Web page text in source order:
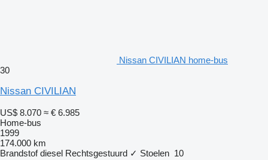
Nissan CIVILIAN home-bus
30
Nissan CIVILIAN
US$ 8.070 ≈ € 6.985
Home-bus
1999
174.000 km
Brandstof diesel Rechtsgestuurd ✓ Stoelen 10